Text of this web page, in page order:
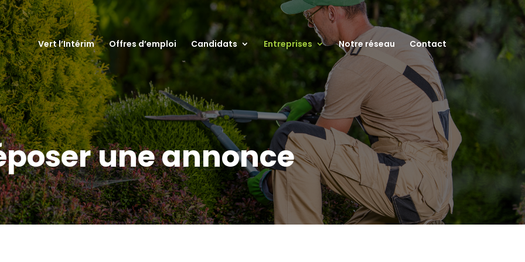
Vert l’Intérim Offres d’emploi Candidats Entreprises Notre réseau Contact
une annonce